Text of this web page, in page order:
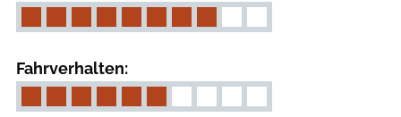
Fahrverhalten: